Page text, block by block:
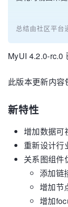
总结由社区平台
MyUI 4.2.0-rc.0
此版本更新内容
新特性
增加数据可
重新设计行
关系图组件
添加链
增加节
增加